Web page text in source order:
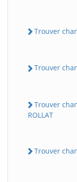
Trouver
Trouver
Trouver
ROLLAT
Trouver